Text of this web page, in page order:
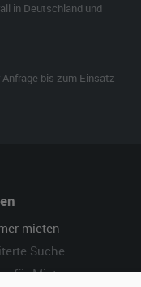
in Deutschland und
bis zum Einsatz
mieten
Suche
für Mieter